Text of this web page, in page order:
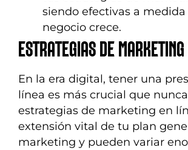
siendo efectivas a
negocio crece.
ESTRATEGIAS DE
En la era digital, tener una
línea es más crucial que
estrategias de marketing en
extensión vital de tu plan
marketing y pueden variar